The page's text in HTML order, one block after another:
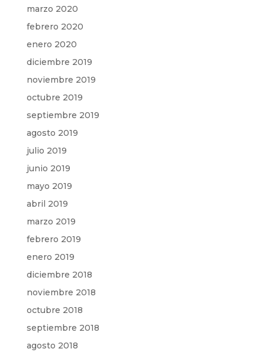
marzo 2020
febrero 2020
enero 2020
diciembre 2019
noviembre 2019
octubre 2019
septiembre 2019
agosto 2019
julio 2019
junio 2019
mayo 2019
abril 2019
marzo 2019
febrero 2019
enero 2019
diciembre 2018
noviembre 2018
octubre 2018
septiembre 2018
agosto 2018